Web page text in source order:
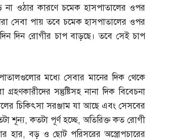
না ওঠার কারণে চমেক হাসপাতালের ওপর
সেবা পায় তবে চমেক হাসপাতালের ওপর
দিন রোগীর চাপ বাড়ছে। তবে সেই চাপ
মধ্যে সেবার মানের দিক থেকে
গ্রহণকারীদের সন্তুষ্টিসহ নানা দিক বিবেচনা
চিকিৎসা সরঞ্জাম যা আছে এবং সেসবের
শূন্য,কতটা পূর্ণ হচ্ছে,অতিরিক্ত কত রোগী
হার,বড় ও ছোট পরিসরের অস্ত্রোপচারের